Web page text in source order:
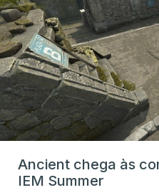
Ancient chega às
IEM Summer